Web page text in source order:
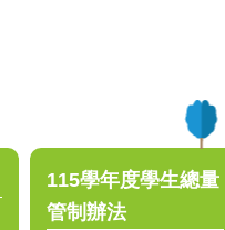
115學年度學生總量
管制辦法